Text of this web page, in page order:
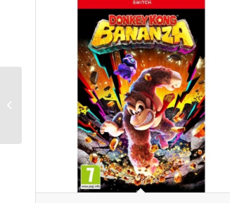
XIAOMI 27 inča A27i
IPS FHD 1920×1080
100 Hz Monitor